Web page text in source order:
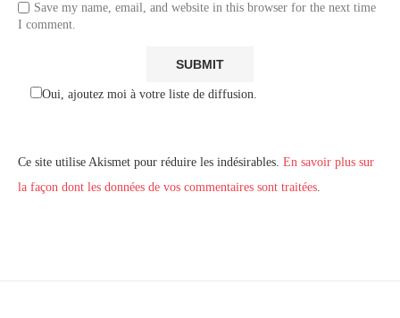
Save my name, email, and website in this browser for the next time
I comment.
Oui, ajoutez moi à votre liste de diffusion.
Ce site utilise Akismet pour réduire les indésirables. En savoir plus sur
la façon dont les données de vos commentaires sont traitées.